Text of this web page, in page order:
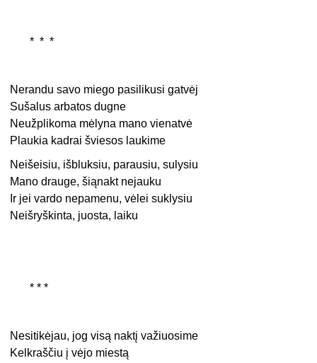
* * *
Nerandu savo miego pasilikusi gatvėj
Sušalus arbatos dugne
Neužplikoma mėlyna mano vienatvė
Plaukia kadrai šviesos laukime
Neišeisiu, išbluksiu, parausiu, sulysiu
Mano drauge, šiąnakt nejauku
Ir jei vardo nepamenu, vėlei suklysiu
Neišryškinta, juosta, laiku
* * *
Nesitikėjau, jog visą naktį važiuosime
Kelkraščiu į vėjo miestą